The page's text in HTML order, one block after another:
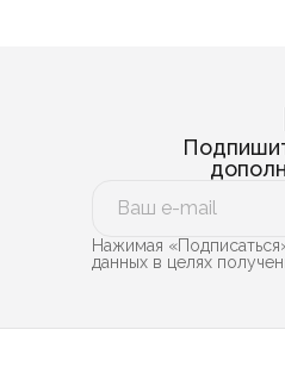
Нажимая
данных в целях